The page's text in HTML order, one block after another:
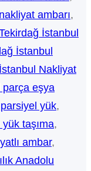
ambarı
İstanbul
İstanbul
Nakliyat
parça eşya
yük
taşıma
ambar
Anadolu